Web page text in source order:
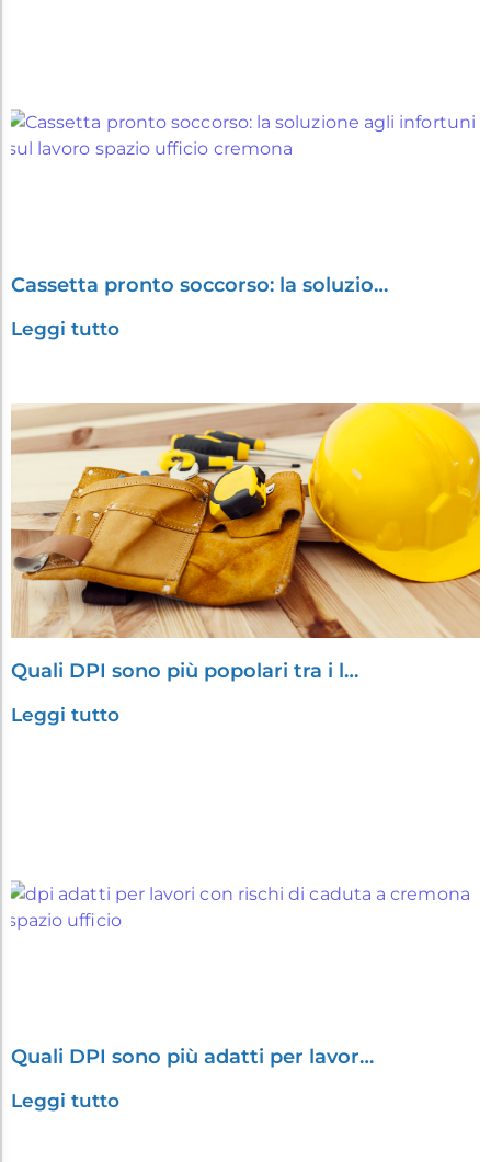
Cassetta pronto soccorso: la soluzio…
Leggi tutto
Quali DPI sono più popolari tra i l…
Leggi tutto
Quali DPI sono più adatti per lavor…
Leggi tutto